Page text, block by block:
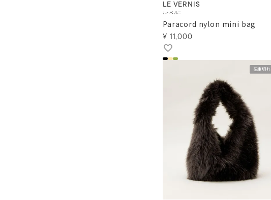
LE VERNIS
ル・ベルニ
Paracord nylon mini bag
¥ 11,000
在庫切れ